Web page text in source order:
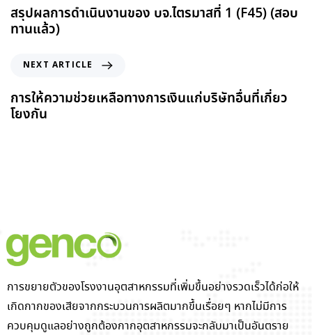
สรุปผลการดำเนินงานของ บจ.ไตรมาสที่ 1 (F45) (สอบ
ทานแล้ว)
NEXT ARTICLE
การให้ความช่วยเหลือทางการเงินแก่บริษัทอื่นที่เกี่ยว
โยงกัน
การขยายตัวของโรงงานอุตสาหกรรมที่เพิ่มขึ้นอย่างรวดเร็วได้ก่อให้
เกิดกากของเสียจากกระบวนการผลิตมากขึ้นเรื่อยๆ หากไม่มีการ
ควบคุมดูแลอย่างถูกต้องกากอุตสาหกรรมจะกลับมาเป็นอันตราย